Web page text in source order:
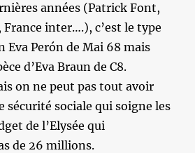
années (Patrick Font,
France inter….), c’est le type
Eva Perón de Mai 68 mais
d’Eva Braun de C8.
on ne peut pas tout avoir
sécurité sociale qui soigne les
de l’Elysée qui
de 26 millions.